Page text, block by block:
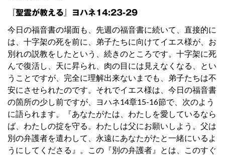
『聖霊が教える』ヨハネ14:23-29
今日の福音書の場面も、先週の福音書に続いて、直接的に
は、十字架の死を前に、弟子たちに向けてイエス様が、お
別れの説教をしたという、続きのところです。十字架に死
んで復活し、天に昇られ、肉の目には見えなくなる、とい
うことですが、完全に理解出来ないまでも、弟子たちは不
安にさせられたのです。それでイエス様は、今日の福音書
の箇所の少し前ですが、ヨハネ14章15-16節で、次のよう
に語られます。『あなたがたは、わたしを愛しているなら
ば、わたしの掟を守る。わたしは父にお願いしよう。父は
別の弁護者を遣わして、永遠にあなたがたと一緒にいるよ
うにしてくださる』。この『別の弁護者』とは、このすぐ